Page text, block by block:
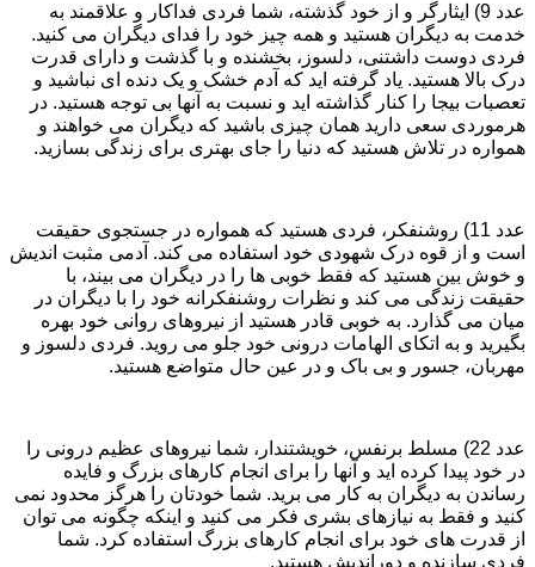
عدد 9) ایثارگر و از خود گذشته، شما فردی فداکار و علاقمند به
خدمت به دیگران هستید و همه چیز خود را فدای دیگران می کنید.
فردی دوست داشتنی، دلسوز، بخشنده و با گذشت و دارای قدرت
درک بالا هستید. یاد گرفته اید که آدم خشک و یک دنده ای نباشید و
تعصبات بیجا را کنار گذاشته اید و نسبت به آنها بی توجه هستید. در
هرموردی سعی دارید همان چیزی باشید که دیگران می خواهند و
همواره در تلاش هستید که دنیا را جای بهتری برای زندگی بسازید.
عدد 11) روشنفکر، فردی هستید که همواره در جستجوی حقیقت
است و از قوه درک شهودی خود استفاده می کند. آدمی مثبت اندیش
و خوش بین هستید که فقط خوبی ها را در دیگران می بیند، با
حقیقت زندگی می کند و نظرات روشنفکرانه خود را با دیگران در
میان می گذارد. به خوبی قادر هستید از نیروهای روانی خود بهره
بگیرید و به اتکای الهامات درونی خود جلو می روید. فردی دلسوز و
مهربان، جسور و بی باک و در عین حال متواضع هستید.
عدد 22) مسلط برنفس، خویشتندار، شما نیروهای عظیم درونی را
در خود پیدا کرده اید و آنها را برای انجام کارهای بزرگ و فایده
رساندن به دیگران به کار می برید. شما خودتان را هرگز محدود نمی
کنید و فقط به نیازهای بشری فکر می کنید و اینکه چگونه می توان
از قدرت های خود برای انجام کارهای بزرگ استفاده کرد. شما
فردی سازنده و دوراندیش هستید.